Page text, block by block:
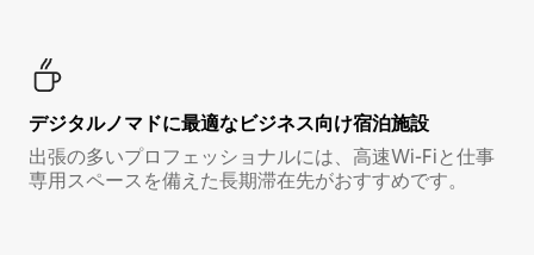
デジタルノマド⁠に最⁠適⁠なビ⁠ジ⁠ネ⁠ス⁠向⁠け宿⁠泊⁠施⁠設
出張の多いプロフェッショナルには、高速Wi-Fiと仕事
専用スペースを備えた長期滞在先がおすすめです。